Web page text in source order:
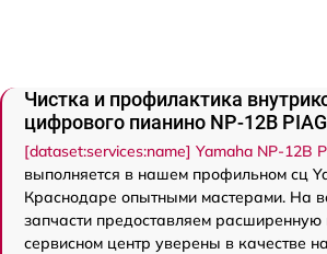
Чистка и профилактика
цифрового пианино NP-12B
[dataset:services:name] Yamaha NP-12B
выполняется в нашем профильном сц
Краснодаре опытными мастерами. На
запчасти предоставляем
сервисном центр уверены в качестве